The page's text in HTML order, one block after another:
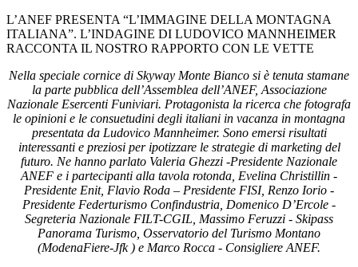
L’ANEF PRESENTA “L’IMMAGINE DELLA MONTAGNA
ITALIANA”. L’INDAGINE DI LUDOVICO MANNHEIMER
RACCONTA IL NOSTRO RAPPORTO CON LE VETTE
Nella speciale cornice di Skyway Monte Bianco si è tenuta stamane
la parte pubblica dell’Assemblea dell’ANEF, Associazione
Nazionale Esercenti Funiviari. Protagonista la ricerca che fotografa
le opinioni e le consuetudini degli italiani in vacanza in montagna
presentata da Ludovico Mannheimer. Sono emersi risultati
interessanti e preziosi per ipotizzare le strategie di marketing del
futuro. Ne hanno parlato Valeria Ghezzi -Presidente Nazionale
ANEF e i partecipanti alla tavola rotonda, Evelina Christillin -
Presidente Enit, Flavio Roda – Presidente FISI, Renzo Iorio -
Presidente Federturismo Confindustria, Domenico D’Ercole -
Segreteria Nazionale FILT-CGIL, Massimo Feruzzi - Skipass
Panorama Turismo, Osservatorio del Turismo Montano
(ModenaFiere-Jfk ) e Marco Rocca - Consigliere ANEF.